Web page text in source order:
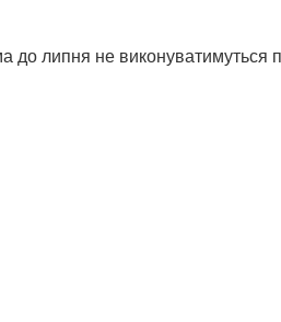
до липня не